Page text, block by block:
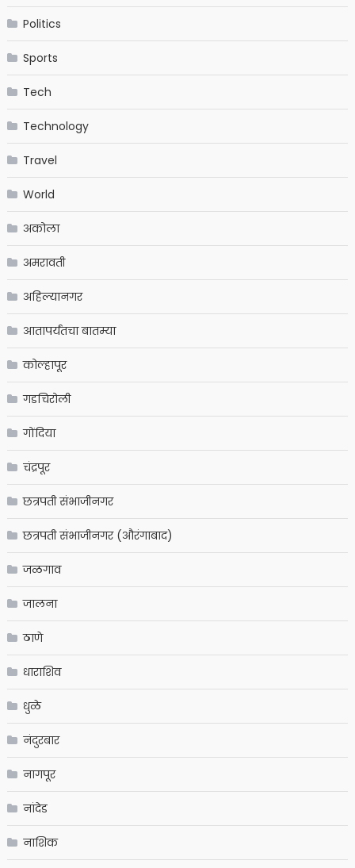
Politics
Sports
Tech
Technology
Travel
World
अकोला
अमरावती
अहिल्यानगर
आतापर्यंतचा बातम्या
कोल्हापूर
गडचिरोली
गोंदिया
चंद्रपूर
छत्रपती संभाजीनगर
छत्रपती संभाजीनगर (औरंगाबाद)
जळगाव
जालना
ठाणे
धाराशिव
धुळे
नंदुरबार
नागपूर
नांदेड
नाशिक